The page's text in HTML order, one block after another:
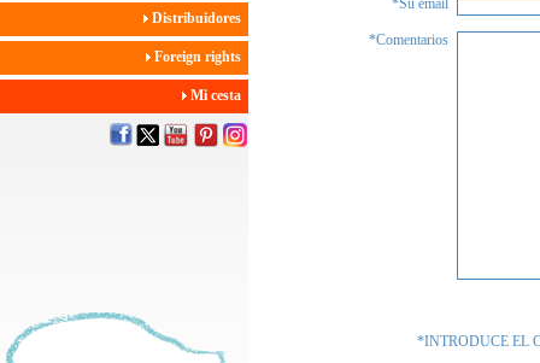
Distribuidores
Foreign rights
Mi cesta
*Su email
*Comentarios
*INTRODUCE EL